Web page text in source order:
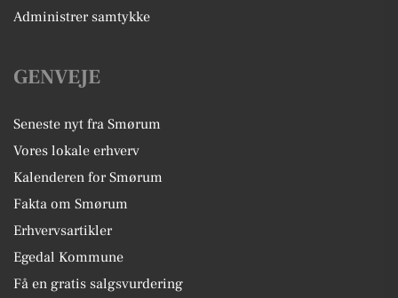
Administrer samtykke
GENVEJE
Seneste nyt fra Smørum
Vores lokale erhverv
Kalenderen for Smørum
Fakta om Smørum
Erhvervsartikler
Egedal Kommune
Få en gratis salgsvurdering